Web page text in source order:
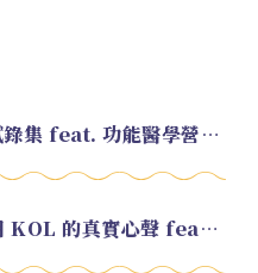
EP.220 好久不見！2026 試錄集 feat. 功能醫學營養師 美寶
EP.219 從銀行高管轉職幣圈 KOL 的真實心聲 feat.龜大